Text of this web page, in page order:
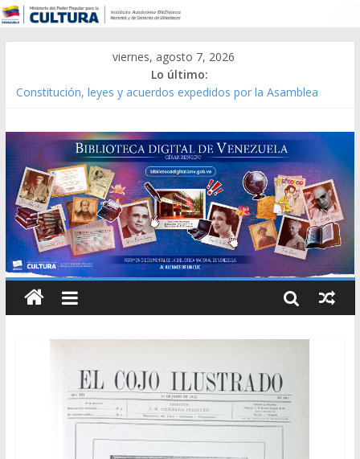
viernes, agosto 7, 2026
Lo último:
Constitución, leyes y acuerdos expedidos por la Asamblea
Modesta Bor Sánchez [material gráfico]
Gaceta Oficial de la República de Venezuela año CXXXIII Mes V,
Caracas 09 de marzo de 2006 N° 38.394
Catálogo temático de obras de Modesta Bor